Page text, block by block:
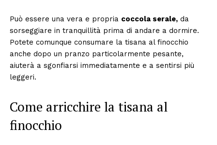
Può essere una vera e propria coccola serale, da
sorseggiare in tranquillità prima di andare a dormire.
Potete comunque consumare la tisana al finocchio
anche dopo un pranzo particolarmente pesante,
aiuterà a sgonfiarsi immediatamente e a sentirsi più
leggeri.
Come arricchire la tisana al
finocchio